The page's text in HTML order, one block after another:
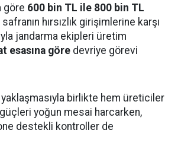
göre 600 bin TL ile 800 bin TL
hırsızlık girişimlerine karşı
jandarma ekipleri üretim
esasına göre devriye görevi
birlikte hem üreticiler
yoğun mesai harcarken,
destekli kontroller de